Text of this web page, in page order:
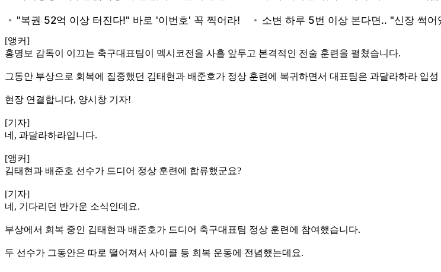
[앵커]
홍명보 감독이 이끄는 축구대표팀이 멕시코전을 사흘 앞두고 본격적인 전술 훈련을 펼쳤습니다.
그동안 부상으로 회복에 집중했던 김태현과 배준호가 정상 훈련에 복귀하면서 대표팀은 과달라하라 입
현장 연결합니다, 양시창 기자!
[기자]
네, 과달라하라입니다.
[앵커]
김태현과 배준호 선수가 드디어 정상 훈련에 합류했군요?
[기자]
네, 기다리던 반가운 소식인데요.
부상에서 회복 중인 김태현과 배준호가 드디어 축구대표팀 정상 훈련에 참여했습니다.
두 선수가 그동안은 따로 떨어져서 사이클 등 회복 운동에 전념했는데요.